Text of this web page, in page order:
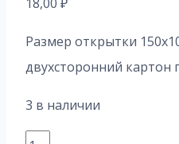
Размер открытки
двухсторонний картон
3 в наличии